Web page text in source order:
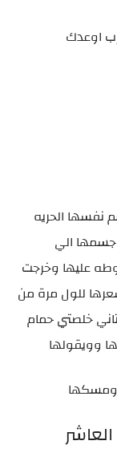
اوعدك
نفسها الحريه
جسمها الي
عليها وخرجت
للول مرة من
خلصتي حمام
وويقولها